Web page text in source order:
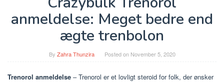
anmeldelse: Meget bedre end
ægte trenbolon
By Zahra Thunzira Posted on November 5, 2020
Trenorol anmeldelse – Trenorol er et lovligt steroid for folk, der ønsker